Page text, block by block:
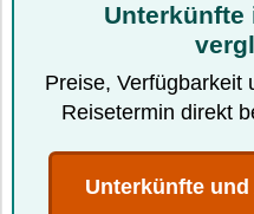
Unterkünfte
Preise, Verfügbarkeit
Reisetermin direkt
Unterkünfte